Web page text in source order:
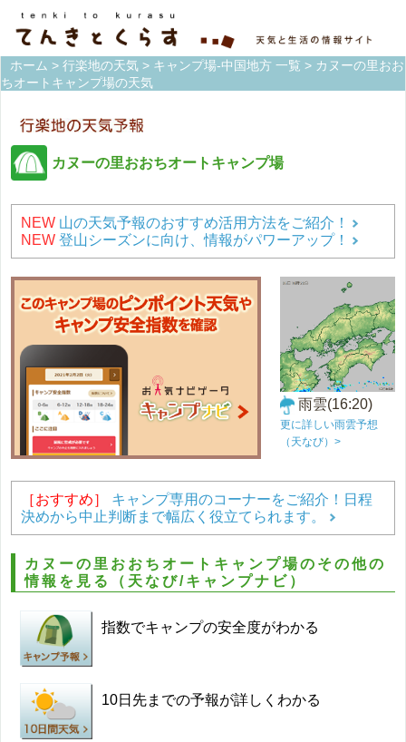
ホーム > 行楽地の天気 > キャンプ場-中国地方 一覧 > カヌーの里おお
ちオートキャンプ場の天気
カヌーの里おおちオートキャンプ場
NEW 山の天気予報のおすすめ活用方法をご紹介！
NEW 登山シーズンに向け、情報がパワーアップ！
雨雲(16:20)
更に詳しい雨雲予想
（天なび）>
［おすすめ］
キャンプ専用のコーナーをご紹介！日程
決めから中止判断まで幅広く役立てられます。
カヌーの里おおちオートキャンプ場のその他の
情報を見る（天なび/キャンプナビ）
指数でキャンプの安全度がわかる
10日先までの予報が詳しくわかる